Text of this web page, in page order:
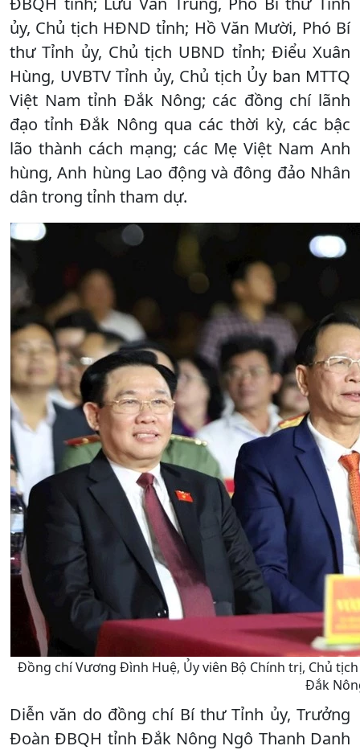
ủy, Chủ tịch HĐND tỉnh; Hồ Văn Mười, Phó Bí
thư Tỉnh ủy, Chủ tịch UBND tỉnh; Điểu Xuân
Hùng, UVBTV Tỉnh ủy, Chủ tịch Ủy ban MTTQ
Việt Nam tỉnh Đắk Nông; các đồng chí lãnh
đạo tỉnh Đắk Nông qua các thời kỳ, các bậc
lão thành cách mạng; các Mẹ Việt Nam Anh
hùng, Anh hùng Lao động và đông đảo Nhân
dân trong tỉnh tham dự.
Đồng chí Vương Đình Huệ, Ủy viên Bộ Chính trị, Chủ
Đắk
Diễn văn do đồng chí Bí thư Tỉnh ủy, Trưởng
Đoàn ĐBQH tỉnh Đắk Nông Ngô Thanh Danh